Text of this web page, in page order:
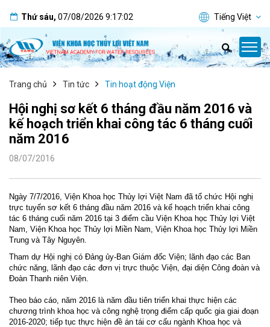
Thứ sáu, 07/08/2026 9:17:03 Tiếng Việt
Trang chủ Tin tức Tin hoạt động Viện
Hội nghị sơ kết 6 tháng đầu năm 2016 và
kế hoạch triển khai công tác 6 tháng cuối
năm 2016
08/07/2016
Ngày 7/7/2016, Viện Khoa học Thủy lợi Việt Nam đã tổ chức Hội nghị
trực tuyến sơ kết 6 tháng đầu năm 2016 và kế hoạch triển khai công
tác 6 tháng cuối năm 2016 tại 3 điểm cầu Viện Khoa học Thủy lợi Việt
Nam, Viện Khoa học Thủy lợi Miền Nam, Viện Khoa học Thủy lợi Miền
Trung và Tây Nguyên.
Tham dự Hội nghị có Đảng ủy-Ban Giám đốc Viện; lãnh đạo các Ban
chức năng, lãnh đạo các đơn vị trực thuộc Viện, đại diện Công đoàn và
Đoàn Thanh niên Viện.
Theo báo cáo, năm 2016 là năm đầu tiên triển khai thực hiện các
chương trình khoa học và công nghệ trọng điểm cấp quốc gia giai đoạn
2016-2020; tiếp tục thực hiện đề án tái cơ cấu ngành Khoa học và